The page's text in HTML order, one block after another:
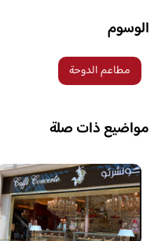
الوسوم
مطاعم الدوحة
مواضيع ذات صلة